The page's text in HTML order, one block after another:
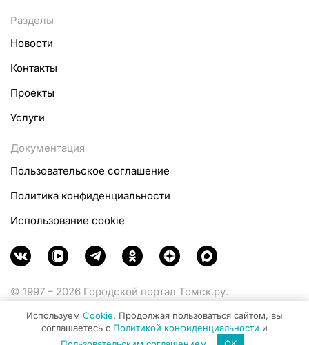
Разделы
Новости
Контакты
Проекты
Услуги
Документация
Пользовательское соглашение
Политика конфиденциальности
Использование cookie
© 1997 – 2026 Городской портал Томск.ру.
Министерства цифрового развития, связи и массовых
коммуникаций Российской Федерации.
Используем Cookie. Продолжая пользоваться сайтом, вы
соглашаетесь с Политикой конфиденциальности и